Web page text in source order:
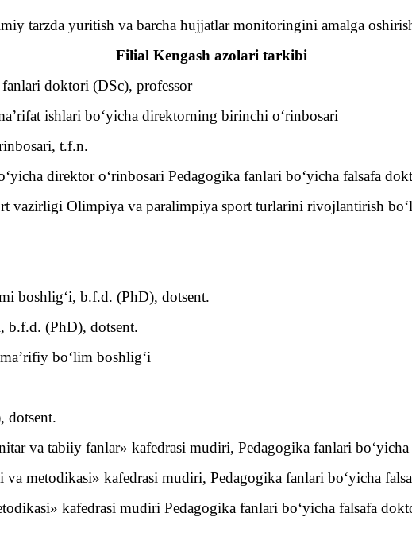
tarzda yuritish va barcha hujjatlar monitoringini amalga
Filial Kengash azolari tarkibi
doktori (DSc), professor
ishlari bo‘yicha direktorning birinchi o‘rinbosari
t.f.n.
direktor o‘rinbosari Pedagogika fanlari bo‘yicha falsafa
vazirligi Olimpiya va paralimpiya sport turlarini rivojlantirish
boshlig‘i, b.f.d. (PhD), dotsent.
b.f.d. (PhD), dotsent.
bo‘lim boshlig‘i
dotsent.
va tabiiy fanlar» kafedrasi mudiri, Pedagogika fanlari
va metodikasi» kafedrasi mudiri, Pedagogika fanlari bo‘yicha
kafedrasi mudiri Pedagogika fanlari bo‘yicha falsafa